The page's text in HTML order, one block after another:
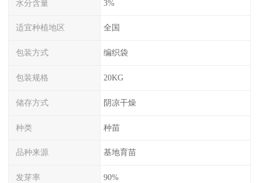
水分含量 3%
适宜种植地区 全国
包装方式 编织袋
包装规格 20KG
储存方式 阴凉干燥
种类 种苗
品种来源 基地育苗
发芽率 90%